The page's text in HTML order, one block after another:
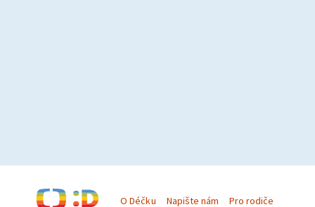
O Déčku Napište nám Pro rodiče